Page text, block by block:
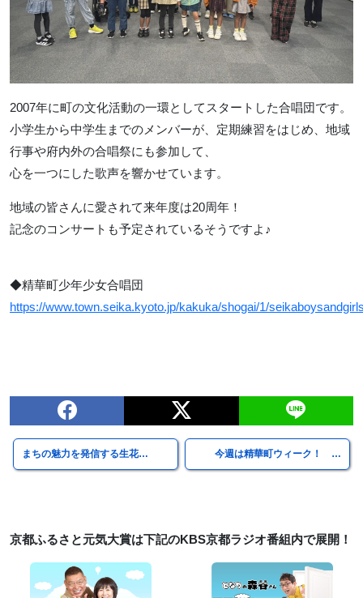
2007年に町の文化活動の一環としてスタートした合唱団です。
小学生から中学生までのメンバーが、定期練習をはじめ、地域
行事や府内外の合唱祭にも参加して、
心を一つにした歌声を響かせています。
地域の皆さんに愛されて来年度は20周年！
記念のコンサートも予定されているそうですよ♪
◆精華町少年少女合唱団
https://www.town.seika.kyoto.jp/kakuka/shogai/1/
まちの魅力を発信する生花… 今週は精華町ウィーク！ …
京都ふるさと元気大賞は下記のKBS京都ラジオ番組内で展開！